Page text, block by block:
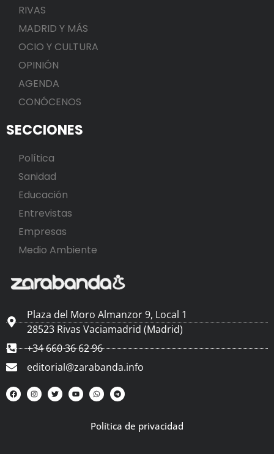
RIVAS
MADRID Y MÁS
OCIO Y CULTURA
OPINIÓN
AGENDA
CONÓCENOS
SECCIONES
Política
Sanidad
Educación
Entrevistas
Empresas
Medio Ambiente
Plaza del Moro Almanzor 9, Local 1
28523 Rivas Vaciamadrid (Madrid)
+34 660 36 62 96
editorial@zarabanda.info
Política de privacidad